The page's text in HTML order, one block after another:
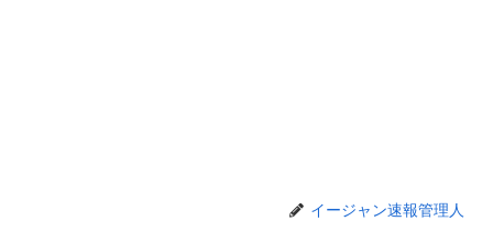
イージャン速報管理人